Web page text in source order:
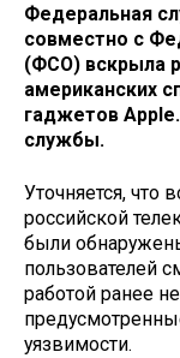
Федеральная
совместно с
(ФСО) вскрыла
американских
гаджетов
службы.
Уточняется, что
российской
были
пользователей
работой ранее
уязвимости.